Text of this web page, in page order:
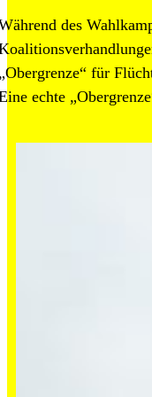
des
für
echte